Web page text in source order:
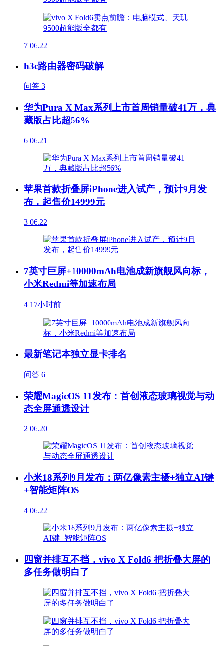
7 06.22
h3c路由器密码破解
问答 3
华为Pura X Max系列上市首周销量破41万，典
藏版占比超56%
6 06.21
苹果首款折叠屏iPhone进入试产，预计9月发
布，起售价14999元
3 06.22
7英寸巨屏+10000mAh电池成新旗舰风向标，
小米Redmi等加速布局
4 17小时前
最新笔记本独立显卡排名
问答 6
荣耀MagicOS 11发布：首创液态玻璃视觉与动
态全屏通透设计
2 06.20
小米18系列9月发布：两亿像素主摄+独立AI键
+智能矩阵OS
4 06.22
四窗并排互不挡，vivo X Fold6 把折叠大屏的
多任务做明白了